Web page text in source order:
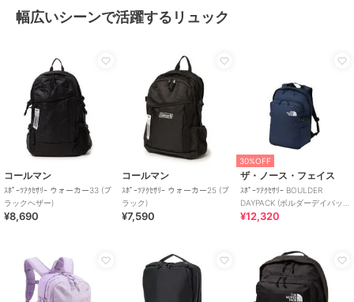
幅広いシーンで活躍するリュック
コールマン
ｽﾎﾟｰﾂｱｸｾｻﾘｰ ウォーカー33 (ブ
ラックヘザー)
¥8,690
コールマン
ｽﾎﾟｰﾂｱｸｾｻﾘｰ ウォーカー25 (ブ
ラック)
¥7,590
30%OFF
ザ・ノース・フェイス
ｽﾎﾟｰﾂｱｸｾｻﾘｰ BOULDER
DAYPACK (ボルダーデイパッ
ク)
¥12,320